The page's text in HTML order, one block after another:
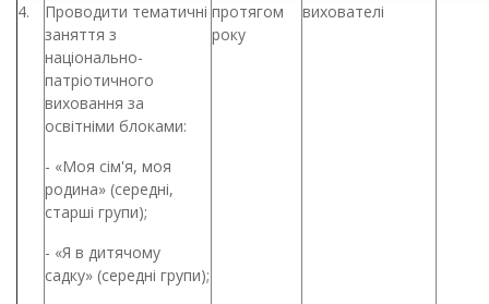
4.
Проводити тематичні
заняття з
національно-
патріотичного
виховання за
освітніми блоками:
- «Моя сім'я, моя
родина» (середні,
старші групи);
- «Я в дитячому
садку» (середні групи);
протягом
року
вихователі